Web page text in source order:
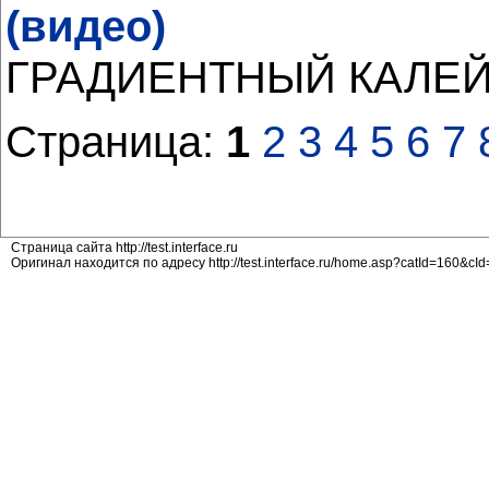
(видео)
ГРАДИЕНТНЫЙ
Страница: 1 2 3 4 5 6 7
Страница сайта http://test.interface.ru
Оригинал находится по адресу http://test.interface.ru/